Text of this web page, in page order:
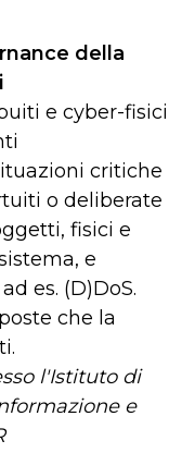
della
e cyber-fisici
critiche
o deliberate
fisici e
e
es. (D)DoS.
che la
l'Istituto di
e